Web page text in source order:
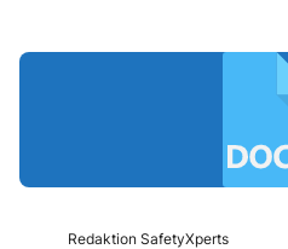
Redaktion SafetyXperts